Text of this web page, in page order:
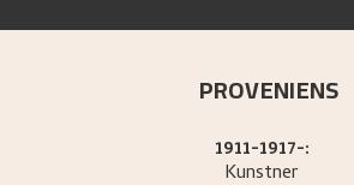
PROVENIENS
1911-1917-:
Kunstner